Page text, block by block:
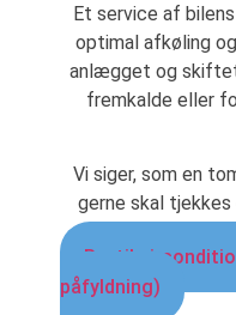
Et service af
optimal afkøling
anlægget og
fremkalde eller
Vi siger, som en
gerne skal
Bestil
påfyldning)